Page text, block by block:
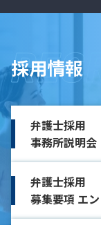
採用情報
弁護士採用
事務所説明会
弁護士採用
募集要項 エ